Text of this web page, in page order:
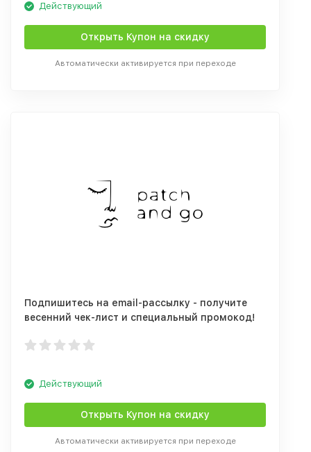
Действующий
Открыть Купон на скидку
Автоматически активируется при переходе
Подпишитесь на email-рассылку - получите
весенний чек-лист и специальный промокод!
Действующий
Открыть Купон на скидку
Автоматически активируется при переходе